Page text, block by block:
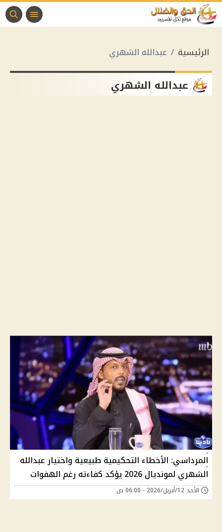
الرئيسية عبدالله الشهري
عبدالله الشهري
المرداسي: الأخطاء التحكيمية طبيعية واختيار عبدالله
الشهري لمونديال 2026 يؤكد كفاءته رغم الهفوات
الأحد 12/أبريل/2026 - 06:00 ص